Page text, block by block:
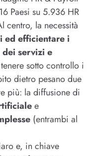
Paesi su 5.936 HR
centro, la necessità
ed efficientare i
servizi e
sotto controllo i
dietro pesano due
più: la diffusione di
e
(entrambi al
e, in chiave